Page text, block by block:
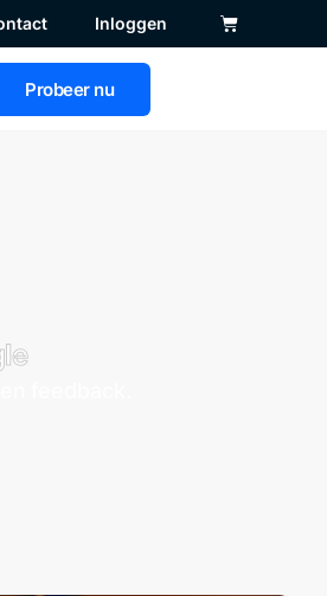
Inloggen
Probeer nu